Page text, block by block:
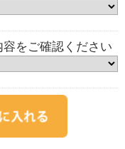
をご確認ください